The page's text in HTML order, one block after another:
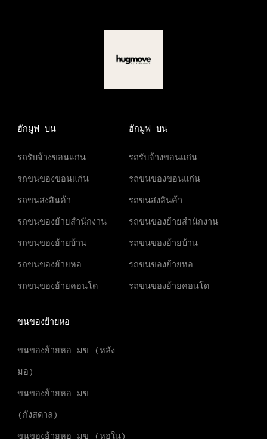
ฮักมูฟ บน
รถรับจ้างขอนแก่น
รถขนของขอนแก่น
รถขนส่งสินค้า
รถขนของย้ายสำนักงาน
รถขนของย้ายบ้าน
รถขนของย้ายหอ
รถขนของย้ายคอนโด
ฮักมูฟ บน
รถรับจ้างขอนแก่น
รถขนของขอนแก่น
รถขนส่งสินค้า
รถขนของย้ายสำนักงาน
รถขนของย้ายบ้าน
รถขนของย้ายหอ
รถขนของย้ายคอนโด
ขนของย้ายหอ
ขนของย้ายหอ มข (หลัง
มอ)
ขนของย้ายหอ มข
(กังสดาล)
ขนของย้ายหอ มข (หอใน)